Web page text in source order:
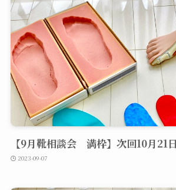
【9月靴相談会 満枠】次回10月21日
2023-09-07